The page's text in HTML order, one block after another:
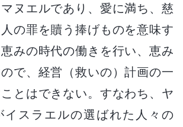
ヌエルであり、愛に満ち、慈
の罪を贖う捧げものを意味す
みの時代の働きを行い、恵み
で、経営（救いの）計画の一
とはできない。すなわち、ヤ
イスラエルの選ばれた人々の